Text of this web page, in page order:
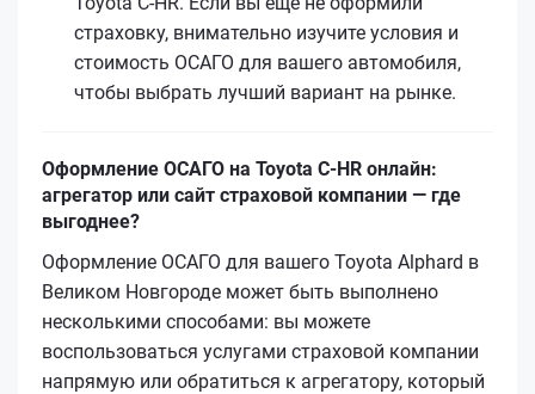
страховку, внимательно изучите условия и
стоимость ОСАГО для вашего автомобиля,
чтобы выбрать лучший вариант на рынке.
Оформление ОСАГО на Toyota C-HR онлайн:
агрегатор или сайт страховой компании — где
выгоднее?
Оформление ОСАГО для вашего Toyota Alphard в
Великом Новгороде может быть выполнено
несколькими способами: вы можете
воспользоваться услугами страховой компании
напрямую или обратиться к агрегатору, который